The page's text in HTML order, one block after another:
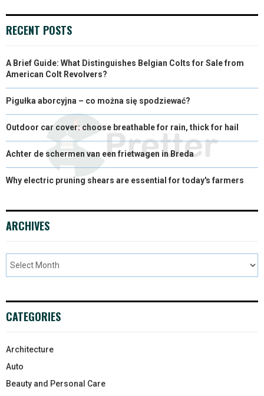
)
RECENT POSTS
A Brief Guide: What Distinguishes Belgian Colts for Sale from
American Colt Revolvers?
Pigułka aborcyjna – co można się spodziewać?
Outdoor car cover: choose breathable for rain, thick for hail
Achter de schermen van een frietwagen in Breda
Why electric pruning shears are essential for today's farmers
ARCHIVES
CATEGORIES
Architecture
Auto
Beauty and Personal Care